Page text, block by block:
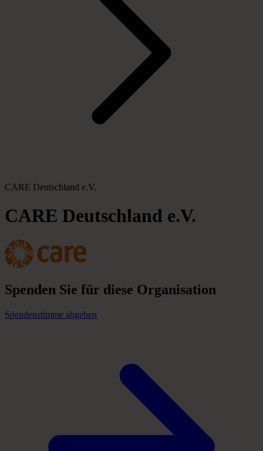
CARE Deutschland e.V.
CARE Deutschland e.V.
Spenden Sie für diese Organisation
Spendenstimme abgeben